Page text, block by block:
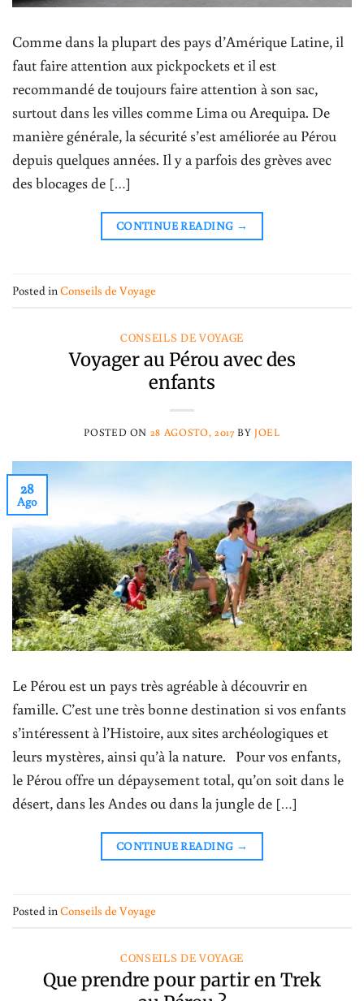
Comme dans la plupart des pays d’Amérique Latine, il
faut faire attention aux pickpockets et il est
recommandé de toujours faire attention à son sac,
surtout dans les villes comme Lima ou Arequipa. De
manière générale, la sécurité s’est améliorée au Pérou
depuis quelques années. Il y a parfois des grèves avec
des blocages de […]
CONTINUE READING →
Posted in Conseils de Voyage
CONSEILS DE VOYAGE
​Voyager au Pérou avec des
enfants
POSTED ON 28 AGOSTO, 2017 BYJOEL
28
Ago
Le Pérou est un pays très agréable à découvrir en
famille. C’est une très bonne destination si vos enfants
s’intéressent à l’Histoire, aux sites archéologiques et
leurs mystères, ainsi qu’à la nature. Pour vos enfants,
le Pérou offre un dépaysement total, qu’on soit dans le
désert, dans les Andes ou dans la jungle de […]
CONTINUE READING →
Posted in Conseils de Voyage
CONSEILS DE VOYAGE
Que prendre pour partir en Trek